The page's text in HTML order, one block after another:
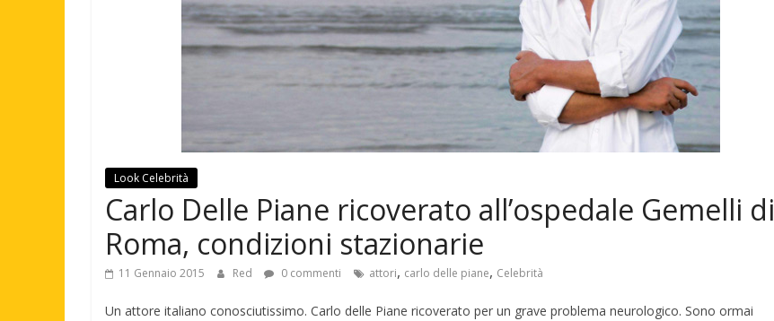
Look Celebrità
Carlo Delle Piane ricoverato all’ospedale Gemelli di
Roma, condizioni stazionarie
11 Gennaio 2015 Red 0 commenti attori, carlo delle piane, Celebrità
Un attore italiano conosciutissimo. Carlo delle Piane ricoverato per un grave problema neurologico. Sono ormai